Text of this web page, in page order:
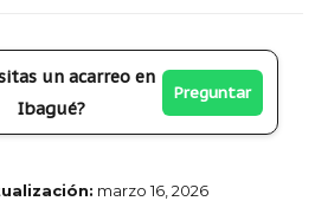
un acarreo en
Ibagué?
Preguntar
marzo 16, 2026